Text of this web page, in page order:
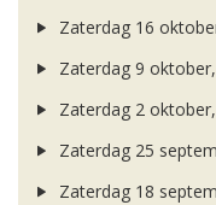
Zaterdag 16
Zaterdag 9
Zaterdag 2
Zaterdag 25
Zaterdag 18